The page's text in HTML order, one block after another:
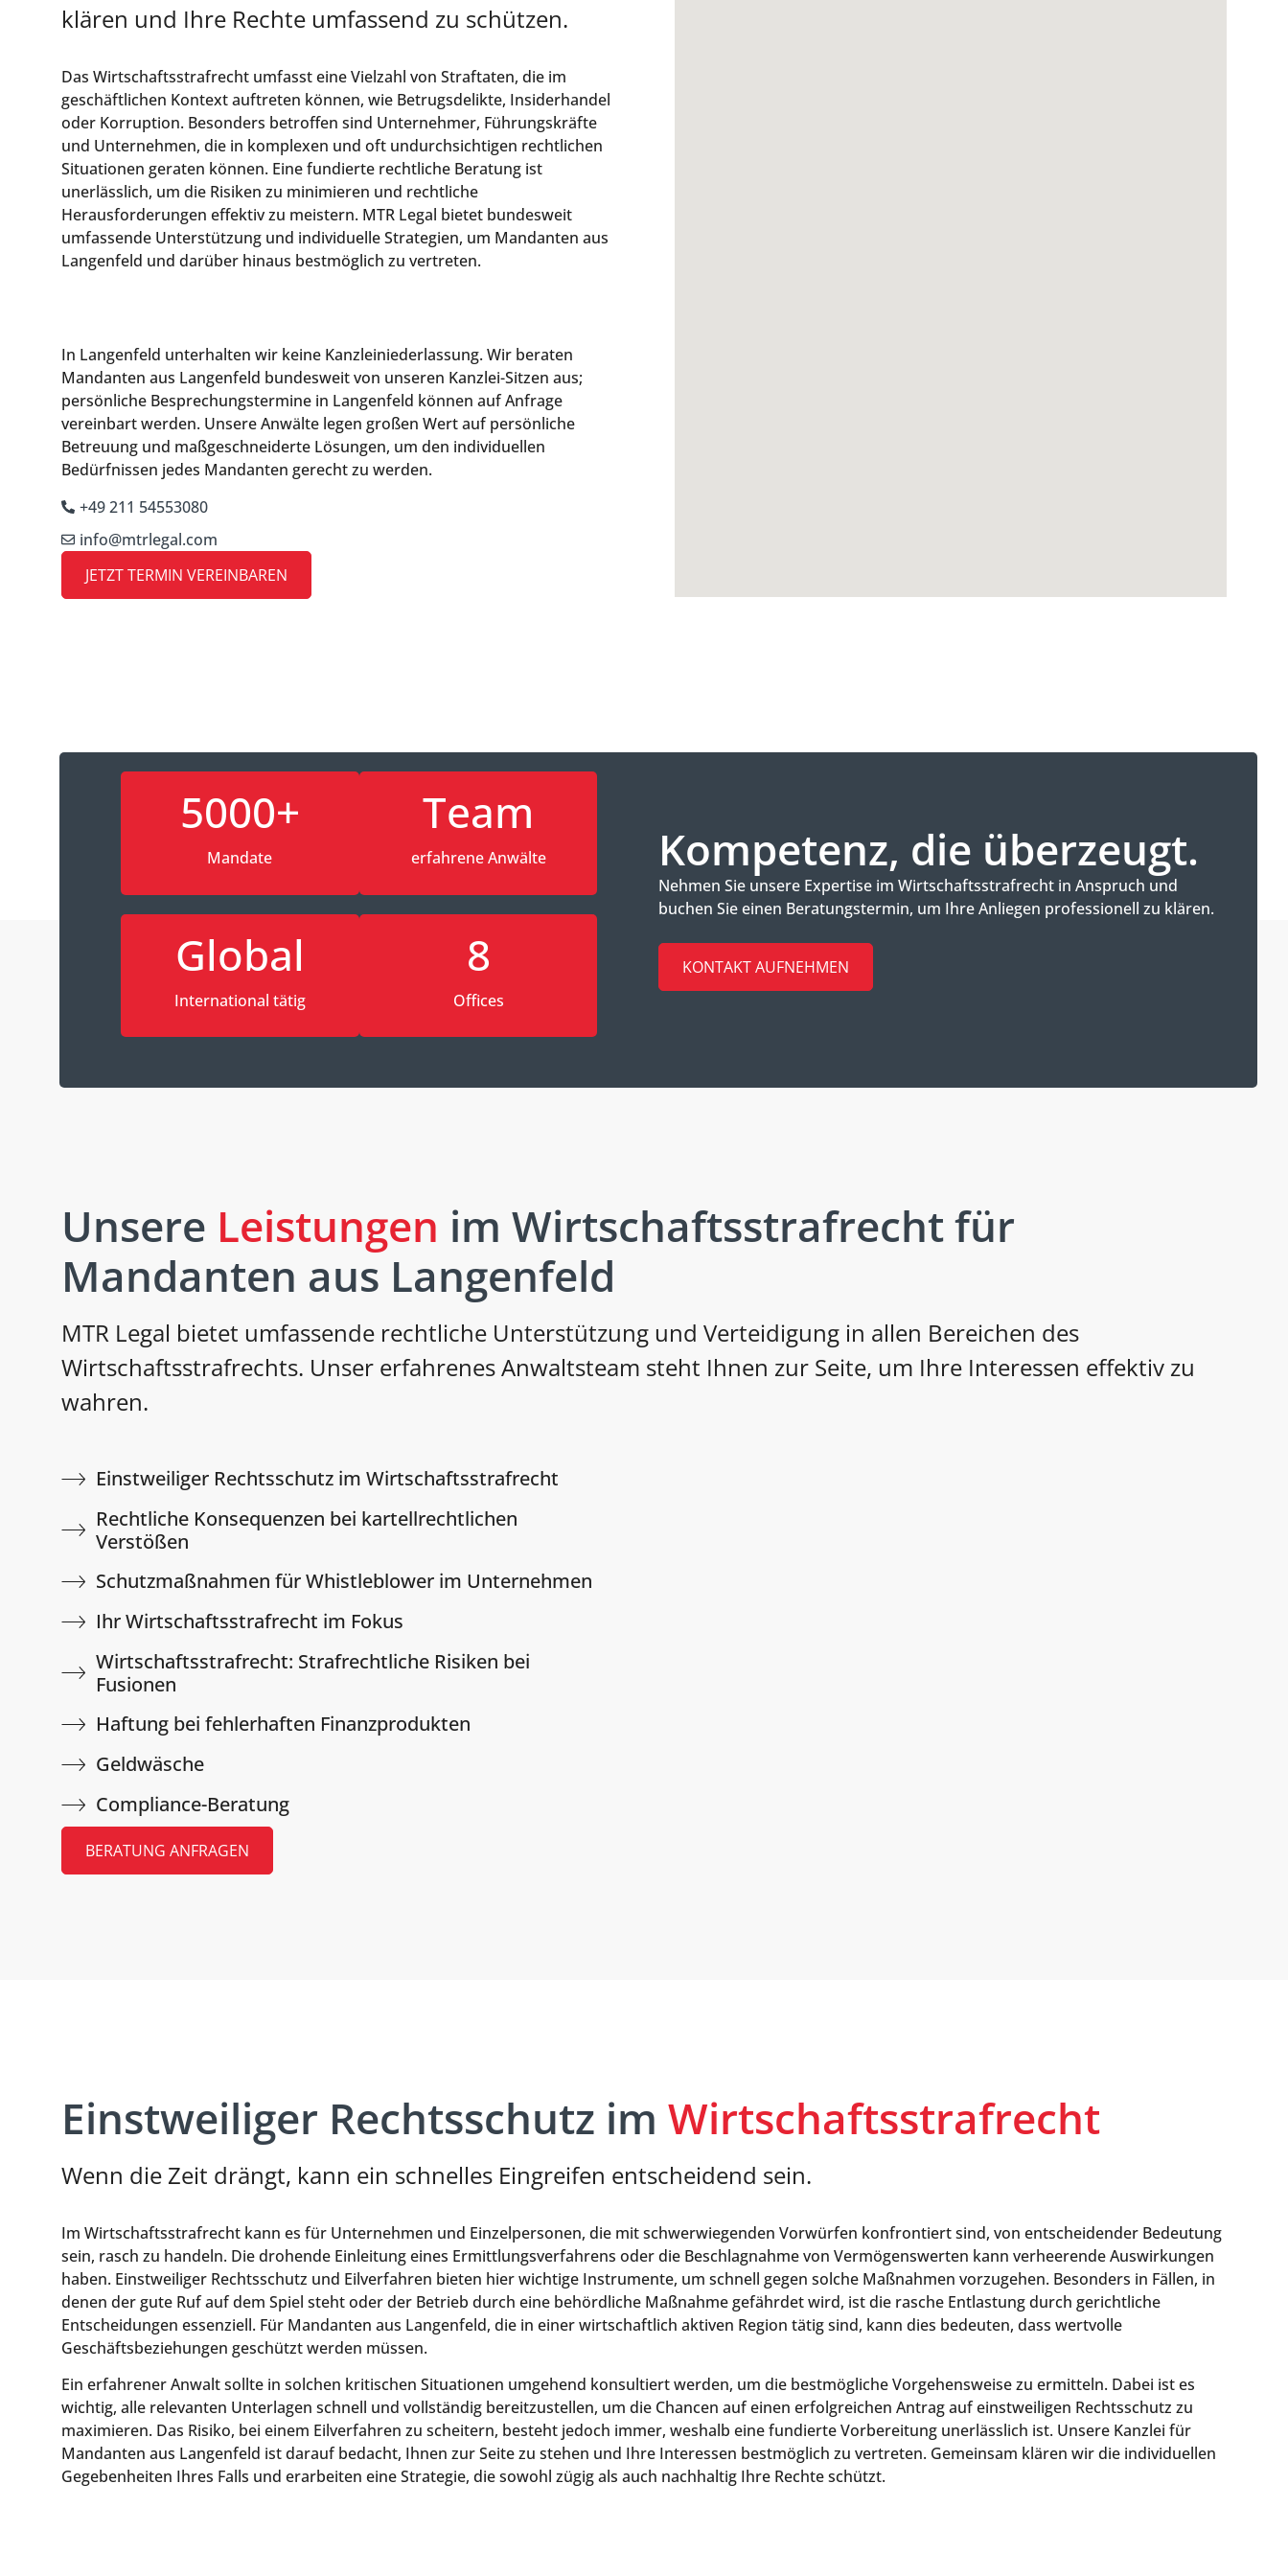
klären und Ihre Rechte umfassend zu schützen.
Das Wirtschaftsstrafrecht umfasst eine Vielzahl von Straftaten, die im
geschäftlichen Kontext auftreten können, wie Betrugsdelikte, Insiderhandel
oder Korruption. Besonders betroffen sind Unternehmer, Führungskräfte
und Unternehmen, die in komplexen und oft undurchsichtigen rechtlichen
Situationen geraten können. Eine fundierte rechtliche Beratung ist
unerlässlich, um die Risiken zu minimieren und rechtliche
Herausforderungen effektiv zu meistern. MTR Legal bietet bundesweit
umfassende Unterstützung und individuelle Strategien, um Mandanten aus
Langenfeld und darüber hinaus bestmöglich zu vertreten.
In Langenfeld unterhalten wir keine Kanzleiniederlassung. Wir beraten
Mandanten aus Langenfeld bundesweit von unseren Kanzlei-Sitzen aus;
persönliche Besprechungstermine in Langenfeld können auf Anfrage
vereinbart werden. Unsere Anwälte legen großen Wert auf persönliche
Betreuung und maßgeschneiderte Lösungen, um den individuellen
Bedürfnissen jedes Mandanten gerecht zu werden.
+49 211 54553080
info@mtrlegal.com
JETZT TERMIN VEREINBAREN
5000+
Mandate
Team
erfahrene Anwälte
Global
International tätig
8
Offices
Kompetenz, die überzeugt.
Nehmen Sie unsere Expertise im Wirtschaftsstrafrecht in Anspruch und
buchen Sie einen Beratungstermin, um Ihre Anliegen professionell zu klären.
KONTAKT AUFNEHMEN
Unsere Leistungen im Wirtschaftsstrafrecht für
Mandanten aus Langenfeld
MTR Legal bietet umfassende rechtliche Unterstützung und Verteidigung in allen Bereichen des
Wirtschaftsstrafrechts. Unser erfahrenes Anwaltsteam steht Ihnen zur Seite, um Ihre Interessen effektiv zu
wahren.
Einstweiliger Rechtsschutz im Wirtschaftsstrafrecht
Rechtliche Konsequenzen bei kartellrechtlichen
Verstößen
Schutzmaßnahmen für Whistleblower im Unternehmen
Ihr Wirtschaftsstrafrecht im Fokus
Wirtschaftsstrafrecht: Strafrechtliche Risiken bei
Fusionen
Haftung bei fehlerhaften Finanzprodukten
Geldwäsche
Compliance-Beratung
BERATUNG ANFRAGEN
Einstweiliger Rechtsschutz im Wirtschaftsstrafrecht
Wenn die Zeit drängt, kann ein schnelles Eingreifen entscheidend sein.
Im Wirtschaftsstrafrecht kann es für Unternehmen und Einzelpersonen, die mit schwerwiegenden Vorwürfen konfrontiert sind, von entscheidender Bedeutung
sein, rasch zu handeln. Die drohende Einleitung eines Ermittlungsverfahrens oder die Beschlagnahme von Vermögenswerten kann verheerende Auswirkungen
haben. Einstweiliger Rechtsschutz und Eilverfahren bieten hier wichtige Instrumente, um schnell gegen solche Maßnahmen vorzugehen. Besonders in Fällen, in
denen der gute Ruf auf dem Spiel steht oder der Betrieb durch eine behördliche Maßnahme gefährdet wird, ist die rasche Entlastung durch gerichtliche
Entscheidungen essenziell. Für Mandanten aus Langenfeld, die in einer wirtschaftlich aktiven Region tätig sind, kann dies bedeuten, dass wertvolle
Geschäftsbeziehungen geschützt werden müssen.
Ein erfahrener Anwalt sollte in solchen kritischen Situationen umgehend konsultiert werden, um die bestmögliche Vorgehensweise zu ermitteln. Dabei ist es
wichtig, alle relevanten Unterlagen schnell und vollständig bereitzustellen, um die Chancen auf einen erfolgreichen Antrag auf einstweiligen Rechtsschutz zu
maximieren. Das Risiko, bei einem Eilverfahren zu scheitern, besteht jedoch immer, weshalb eine fundierte Vorbereitung unerlässlich ist. Unsere Kanzlei für
Mandanten aus Langenfeld ist darauf bedacht, Ihnen zur Seite zu stehen und Ihre Interessen bestmöglich zu vertreten. Gemeinsam klären wir die individuellen
Gegebenheiten Ihres Falls und erarbeiten eine Strategie, die sowohl zügig als auch nachhaltig Ihre Rechte schützt.